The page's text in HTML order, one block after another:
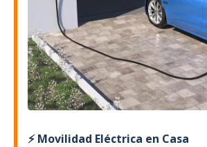
⚡ Movilidad Eléctrica en Casa